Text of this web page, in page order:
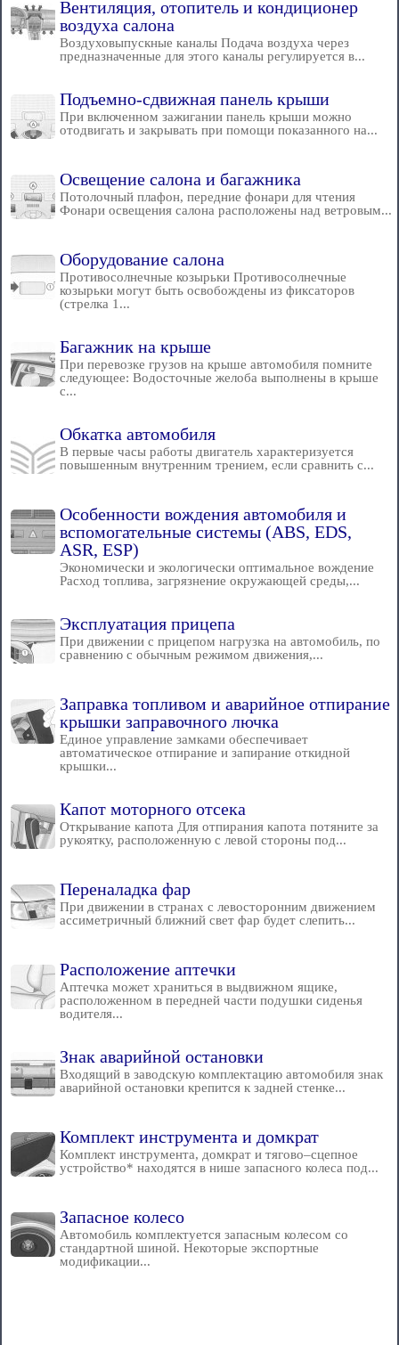
Вентиляция, отопитель и кондиционер
воздуха салона
Воздуховыпускные каналы Подача воздуха через
предназначенные для этого каналы регулируется в...
Подъемно-сдвижная панель крыши
При включенном зажигании панель крыши можно
отодвигать и закрывать при помощи показанного на...
Освещение салона и багажника
Потолочный плафон, передние фонари для чтения
Фонари освещения салона расположены над ветровым...
Оборудование салона
Противосолнечные козырьки Противосолнечные
козырьки могут быть освобождены из фиксаторов
(стрелка 1...
Багажник на крыше
При перевозке грузов на крыше автомобиля помните
следующее: Водосточные желоба выполнены в крыше
с...
Обкатка автомобиля
В первые часы работы двигатель характеризуется
повышенным внутренним трением, если сравнить с...
Особенности вождения автомобиля и
вспомогательные системы (ABS, EDS,
ASR, ESP)
Экономически и экологически оптимальное вождение
Расход топлива, загрязнение окружающей среды,...
Эксплуатация прицепа
При движении с прицепом нагрузка на автомобиль, по
сравнению с обычным режимом движения,...
Заправка топливом и аварийное отпирание
крышки заправочного лючка
Единое управление замками обеспечивает
автоматическое отпирание и запирание откидной
крышки...
Капот моторного отсека
Открывание капота Для отпирания капота потяните за
рукоятку, расположенную с левой стороны под...
Переналадка фар
При движении в странах с левосторонним движением
ассиметричный ближний свет фар будет слепить...
Расположение аптечки
Аптечка может храниться в выдвижном ящике,
расположенном в передней части подушки сиденья
водителя...
Знак аварийной остановки
Входящий в заводскую комплектацию автомобиля знак
аварийной остановки крепится к задней стенке...
Комплект инструмента и домкрат
Комплект инструмента, домкрат и тягово–сцепное
устройство* находятся в нише запасного колеса под...
Запасное колесо
Автомобиль комплектуется запасным колесом со
стандартной шиной. Некоторые экспортные
модификации...